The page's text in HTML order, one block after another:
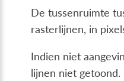
De tussenruimte
rasterlijnen, in
Indien niet
lijnen niet getoond.